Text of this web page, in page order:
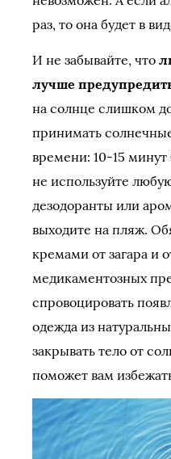
раз, то она будет в
И не забывайте, что
лучше
на солнце слишком
принимать
времени: 10-15 минут
не используйте
дезодоранты или
выходите на пляж.
кремами от загара и
медикаментозных
спровоцировать
одежда из
закрывать тело от
поможет вам